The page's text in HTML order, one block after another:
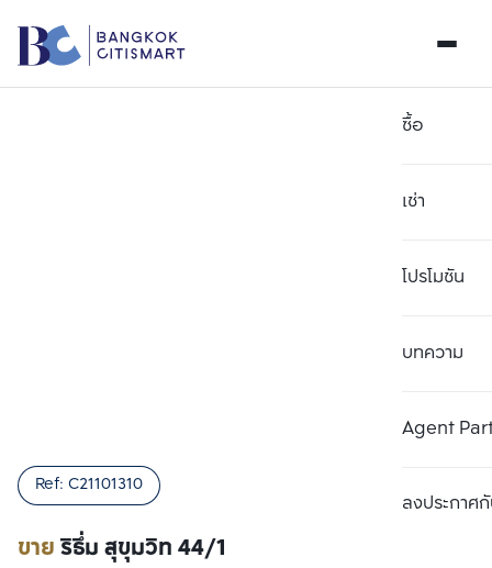
ซื้อ
เช่า
โปรโมชัน
บทความ
Agent
ลงประกาศกั
ขายริธึ่ม สุขุมวิท 44/1
Ref: C21101310